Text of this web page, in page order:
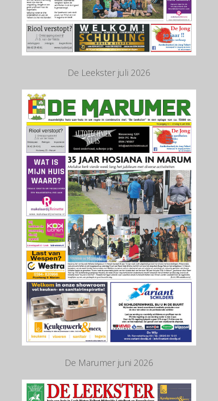
De Leekster juli 2026
De Marumer juni 2026